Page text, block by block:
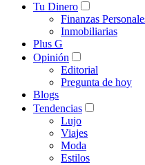
Tu Dinero
Finanzas
Inmobiliarias
Plus G
Opinión
Editorial
Pregunta de hoy
Blogs
Tendencias
Lujo
Viajes
Moda
Estilos